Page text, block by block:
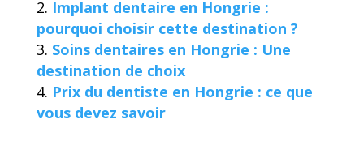
Implant dentaire en Hongrie :
pourquoi choisir cette destination ?
Soins dentaires en Hongrie : Une
destination de choix
Prix du dentiste en Hongrie : ce que
vous devez savoir